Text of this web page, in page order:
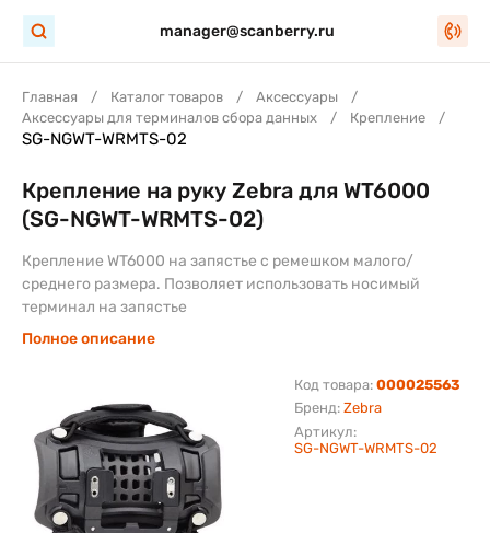
manager@scanberry.ru
Главная Каталог товаров
Аксессуары
Аксессуары для терминалов сбора данных
Крепление
SG-NGWT-WRMTS-02
Бренд: Zebra
Код товара: 000025563
Артикул:
SG-NGWT-WRMTS-02
Крепление на руку Zebra для WT6000
(SG-NGWT-WRMTS-02)
Крепление WT6000 на запястье с ремешком малого/
среднего размера. Позволяет использовать носимый
терминал на запястье
Полное описание